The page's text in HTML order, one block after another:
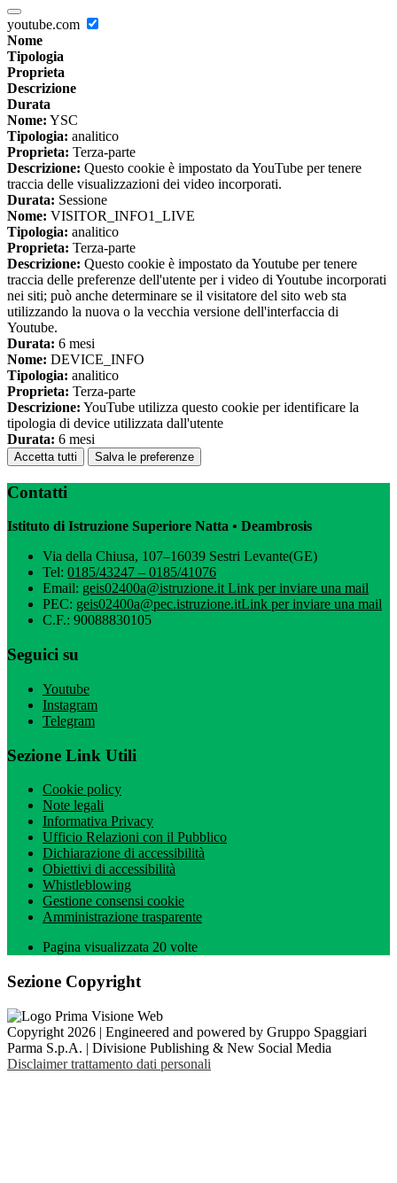
youtube.com
Nome
Tipologia
Proprieta
Descrizione
Durata
Nome: YSC
Tipologia: analitico
Proprieta: Terza-parte
Descrizione: Questo cookie è impostato da YouTube per tenere
traccia delle visualizzazioni dei video incorporati.
Durata: Sessione
Nome: VISITOR_INFO1_LIVE
Tipologia: analitico
Proprieta: Terza-parte
Descrizione: Questo cookie è impostato da Youtube per tenere
traccia delle preferenze dell'utente per i video di Youtube incorporati
nei siti; può anche determinare se il visitatore del sito web sta
utilizzando la nuova o la vecchia versione dell'interfaccia di
Youtube.
Durata: 6 mesi
Nome: DEVICE_INFO
Tipologia: analitico
Proprieta: Terza-parte
Descrizione: YouTube utilizza questo cookie per identificare la
tipologia di device utilizzata dall'utente
Durata: 6 mesi
Accetta tutti Salva le preferenze
Contatti
Istituto di Istruzione Superiore Natta • Deambrosis
Via della Chiusa, 107–16039 Sestri Levante(GE)
Tel: 0185/43247 – 0185/41076
Email: geis02400a@istruzione.itLink per inviare una mail
PEC: geis02400a@pec.istruzione.itLink per inviare una mail
C.F.: 90088830105
Seguici su
Youtube
Instagram
Telegram
Sezione Link Utili
Cookie policy
Note legali
Informativa Privacy
Ufficio Relazioni con il Pubblico
Dichiarazione di accessibilità
Obiettivi di accessibilità
Whistleblowing
Gestione consensi cookie
Amministrazione trasparente
Pagina visualizzata 20 volte
Sezione Copyright
Copyright 2026 | Engineered and powered by Gruppo Spaggiari
Parma S.p.A. | Divisione Publishing & New Social Media
Disclaimer trattamento dati personali